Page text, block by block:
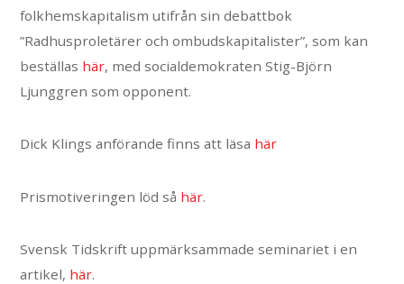
folkhemskapitalism utifrån sin debattbok
”Radhusproletärer och ombudskapitalister”, som kan
beställas här, med socialdemokraten Stig-Björn
Ljunggren som opponent.
Dick Klings anförande finns att läsa här
Prismotiveringen löd så här.
Svensk Tidskrift uppmärksammade seminariet i en
artikel, här.